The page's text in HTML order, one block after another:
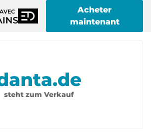
Acheter
maintenant
steht zum Verkauf